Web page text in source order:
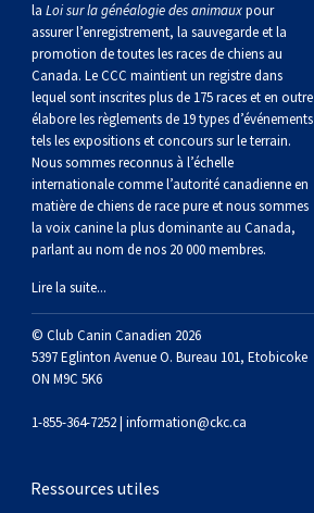
la Loi sur la généalogie des animauxpour
assurer l’enregistrement, la sauvegarde et la
promotion de toutes les races de chiens au
Canada. Le CCC maintient un registre dans
lequel sont inscrites plus de 175 races et en outre
élabore les règlements de 19 types d’événements
tels les expositions et concours sur le terrain.
Nous sommes reconnus à l’échelle
internationale comme l’autorité canadienne en
matière de chiens de race pure et nous sommes
la voix canine la plus dominante au Canada,
parlant au nom de nos 20 000 membres.
Lire la suite...
© Club Canin Canadien 2026
5397 Eglinton Avenue O. Bureau 101, Etobicoke
ON M9C 5K6
1-855-364-7252 | information@ckc.ca
Ressources utiles